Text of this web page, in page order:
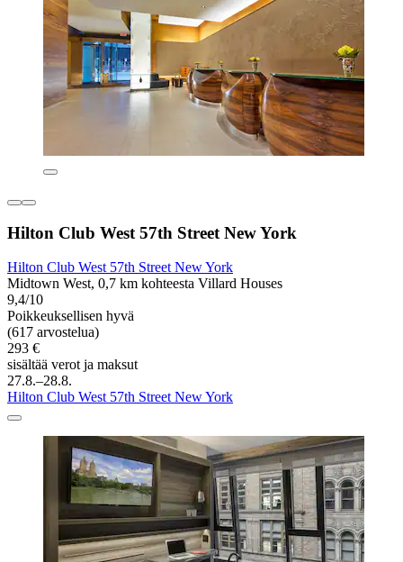
Hilton Club West 57th Street New York
Hilton Club West 57th Street New York
Midtown West, 0,7 km kohteesta Villard Houses
9,4/10
Poikkeuksellisen hyvä
(617 arvostelua)
293 €
sisältää verot ja maksut
27.8.–28.8.
Hilton Club West 57th Street New York